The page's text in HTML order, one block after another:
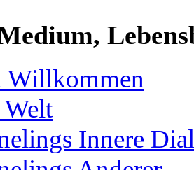
Willkommen
Innere